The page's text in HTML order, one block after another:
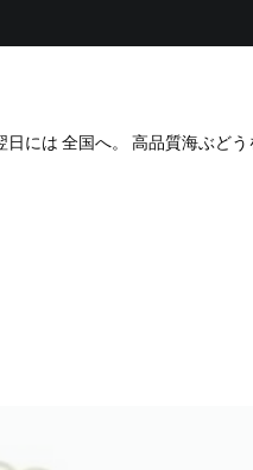
には 全国へ。 高品質海ぶどう